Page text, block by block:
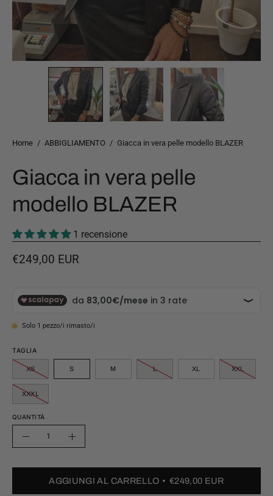
Home / ABBIGLIAMENTO / Giacca in vera pelle modello BLAZER
Giacca in vera pelle
modello BLAZER
1 recensione
€249,00 EUR
Solo 1 pezzo/i rimasto/i
TAGLIA
XS S M L XL XXL
XXXL
QUANTITÀ
Quantità
Aumenta
AGGIUNGI AL CARRELLO €249,00 EUR